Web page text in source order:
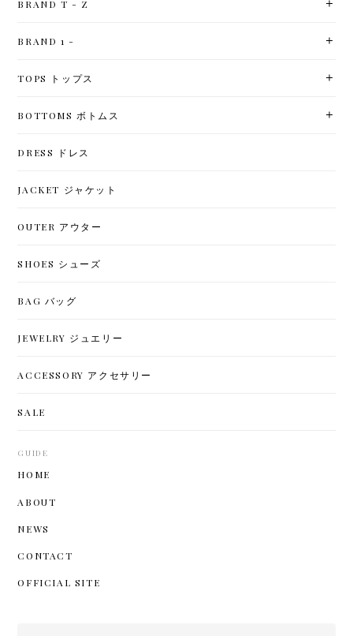
BRAND T - Z
BRAND 1 -
TOPS トップス
BOTTOMS ボトムス
DRESS ドレス
JACKET ジャケット
OUTER アウター
SHOES シューズ
BAG バッグ
JEWELRY ジュエリー
ACCESSORY アクセサリー
SALE
GUIDE
HOME
ABOUT
NEWS
CONTACT
OFFICIAL SITE